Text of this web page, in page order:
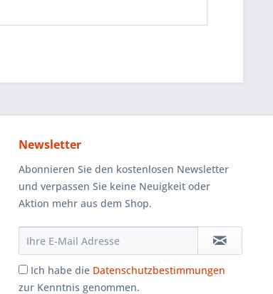
Newsletter
Abonnieren Sie den kostenlosen Newsletter
und verpassen Sie keine Neuigkeit oder
Aktion mehr aus dem Shop.
Ich habe die Datenschutzbestimmungen
zur Kenntnis genommen.